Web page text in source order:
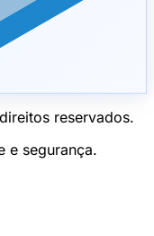
reservados.
e segurança.